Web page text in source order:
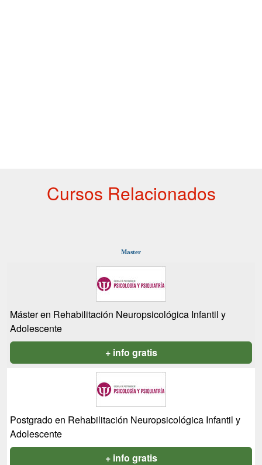
Cursos Relacionados
Master
Máster en Rehabilitación Neuropsicológica Infantil y
Adolescente
+ info gratis
Postgrado en Rehabilitación Neuropsicológica Infantil y
Adolescente
+ info gratis